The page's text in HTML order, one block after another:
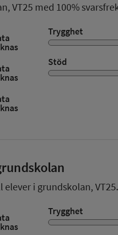
VT25 med 100%
Trygghet
Stöd
elever i grundskolan, VT25
Trygghet